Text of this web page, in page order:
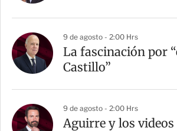
9 de agosto - 2:00 Hrs
La fascinación por
Castillo”
9 de agosto - 2:00 Hrs
Aguirre y los videos